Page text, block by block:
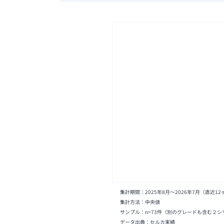
集計期間： 2025年8月〜2026年7月 （直近12
集計方法：中央値
サンプル：n=73件 （別のグレードも含む２
データ出典：セルカ実績